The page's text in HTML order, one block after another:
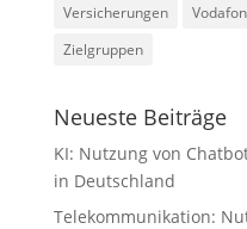
Versicherungen
Zielgruppen
Neueste Beiträge
KI: Nutzung von
in Deutschland
Telekommunikation: